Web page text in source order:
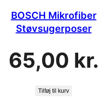
BOSCH Mikrofiber
Støvsugerposer
65,00 kr.
Tilføj til kurv